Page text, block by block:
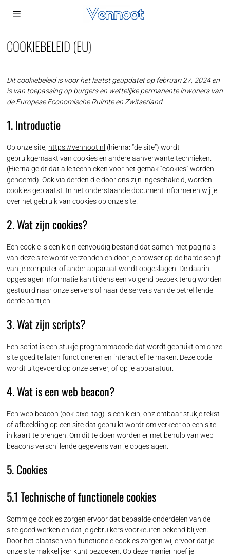
COOKIEBELEID (EU)
Dit cookiebeleid is voor het laatst geüpdatet op februari 27, 2024 en
is van toepassing op burgers en wettelijke permanente inwoners van
de Europese Economische Ruimte en Zwitserland.
1. Introductie
Op onze site, https://vennoot.nl (hierna: “de site”) wordt
gebruikgemaakt van cookies en andere aanverwante technieken.
(Hierna geldt dat alle technieken voor het gemak “cookies” worden
genoemd). Ook via derden die door ons zijn ingeschakeld, worden
cookies geplaatst. In het onderstaande document informeren wij je
over het gebruik van cookies op onze site.
2. Wat zijn cookies?
Een cookie is een klein eenvoudig bestand dat samen met pagina’s
van deze site wordt verzonden en door je browser op de harde schijf
van je computer of ander apparaat wordt opgeslagen. De daarin
opgeslagen informatie kan tijdens een volgend bezoek terug worden
gestuurd naar onze servers of naar de servers van de betreffende
derde partijen.
3. Wat zijn scripts?
Een script is een stukje programmacode dat wordt gebruikt om onze
site goed te laten functioneren en interactief te maken. Deze code
wordt uitgevoerd op onze server, of op je apparatuur.
4. Wat is een web beacon?
Een web beacon (ook pixel tag) is een klein, onzichtbaar stukje tekst
of afbeelding op een site dat gebruikt wordt om verkeer op een site
in kaart te brengen. Om dit te doen worden er met behulp van web
beacons verschillende gegevens van je opgeslagen.
5. Cookies
5.1 Technische of functionele cookies
Sommige cookies zorgen ervoor dat bepaalde onderdelen van de
site goed werken en dat je gebruikers voorkeuren bekend blijven.
Door het plaatsen van functionele cookies zorgen wij ervoor dat je
onze site makkelijker kunt bezoeken. Op deze manier hoef je